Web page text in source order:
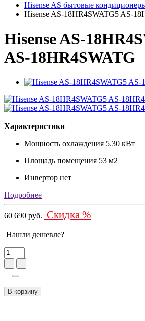
Hisense AS бытовые
Hisense AS-18HR4SWATG5 AS-
Hisense AS-
AS-18HR4SWATG
Характеристики
Мощность охлаждения 5.30 кВт
Площадь помещения 53 м2
Инвертор нет
Подробнее
60 690 руб. Скидка %
Нашли дешевле?
В корзину